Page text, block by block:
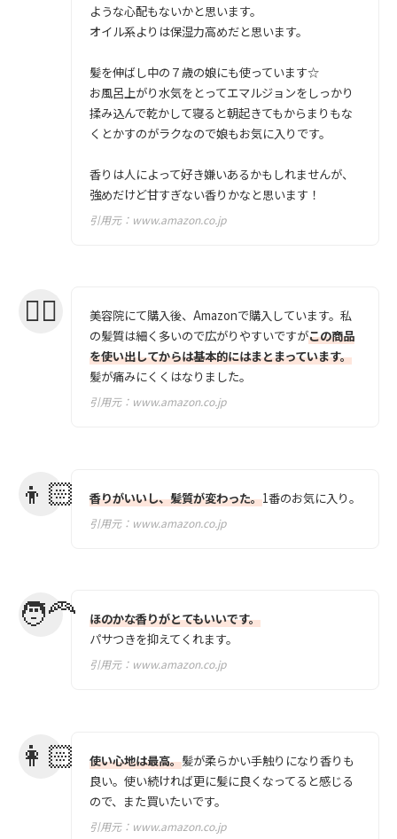
ような心配もないかと思います。
オイル系よりは保湿力高めだと思います。
髪を伸ばし中の７歳の娘にも使っています☆
お風呂上がり水気をとってエマルジョンをしっかり
揉み込んで乾かして寝ると朝起きてもからまりもな
くとかすのがラクなので娘もお気に入りです。
香りは人によって好き嫌いあるかもしれませんが、
強めだけど甘すぎない香りかなと思います！
引用元： www.amazon.co.jp
美容院にて購入後、Amazonで購入しています。私
の髪質は細く多いので広がりやすいですがこの商品
を使い出してからは基本的にはまとまっています。
髪が痛みにくくはなりました。
引用元： www.amazon.co.jp
香りがいいし、髪質が変わった。1番のお気に入り。
引用元： www.amazon.co.jp
ほのかな香りがとてもいいです。
パサつきを抑えてくれます。
引用元： www.amazon.co.jp
使い心地は最高。髪が柔らかい手触りになり香りも
良い。使い続ければ更に髪に良くなってると感じる
ので、また買いたいです。
引用元： www.amazon.co.jp